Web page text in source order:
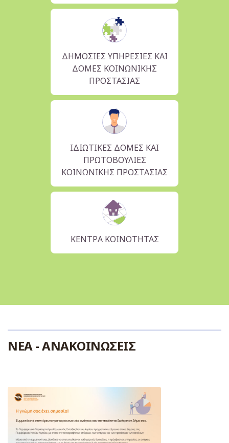
ΔΗΜΌΣΙΕΣ ΥΠΗΡΕΣΊΕΣ ΚΑΙ
ΔΟΜΈΣ ΚΟΙΝΩΝΙΚΉΣ
ΠΡΟΣΤΑΣΊΑΣ
ΙΔΙΩΤΙΚΈΣ ΔΟΜΈΣ ΚΑΙ
ΠΡΩΤΟΒΟΥΛΊΕΣ
ΚΟΙΝΩΝΙΚΉΣ ΠΡΟΣΤΑΣΊΑΣ
ΚΕΝΤΡΑ ΚΟΙΝΟΤΗΤΑΣ
ΝΕΑ - ΑΝΑΚΟΙΝΩΣΕΙΣ